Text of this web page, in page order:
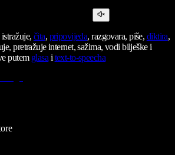
čita, pripovijeda, razgovara, piše, diktira,
pretražuje internet, sažima, vodi bilješke i
putem glasa i text-to-speecha